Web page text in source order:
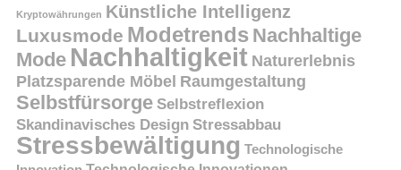
Kryptowährungen Künstliche Intelligenz
Luxusmode Modetrends Nachhaltige
Mode Nachhaltigkeit Naturerlebnis
Platzsparende Möbel Raumgestaltung
Selbstfürsorge Selbstreflexion
Skandinavisches Design Stressabbau
Stressbewältigung Technologische